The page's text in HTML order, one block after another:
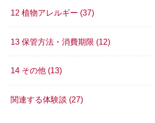
12 植物アレルギー (37)
13 保管方法・消費期限 (12)
14 その他 (13)
関連する体験談 (27)